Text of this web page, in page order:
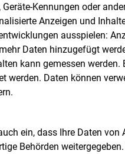
Geräte-Kennungen oder
Anzeigen und
ausspielen:
Daten hinzugefügt
kann gemessen
werden. Daten können
ein, dass Ihre Daten von
Behörden
Testen
und
Zwei
Zugang
ohne
JETZT